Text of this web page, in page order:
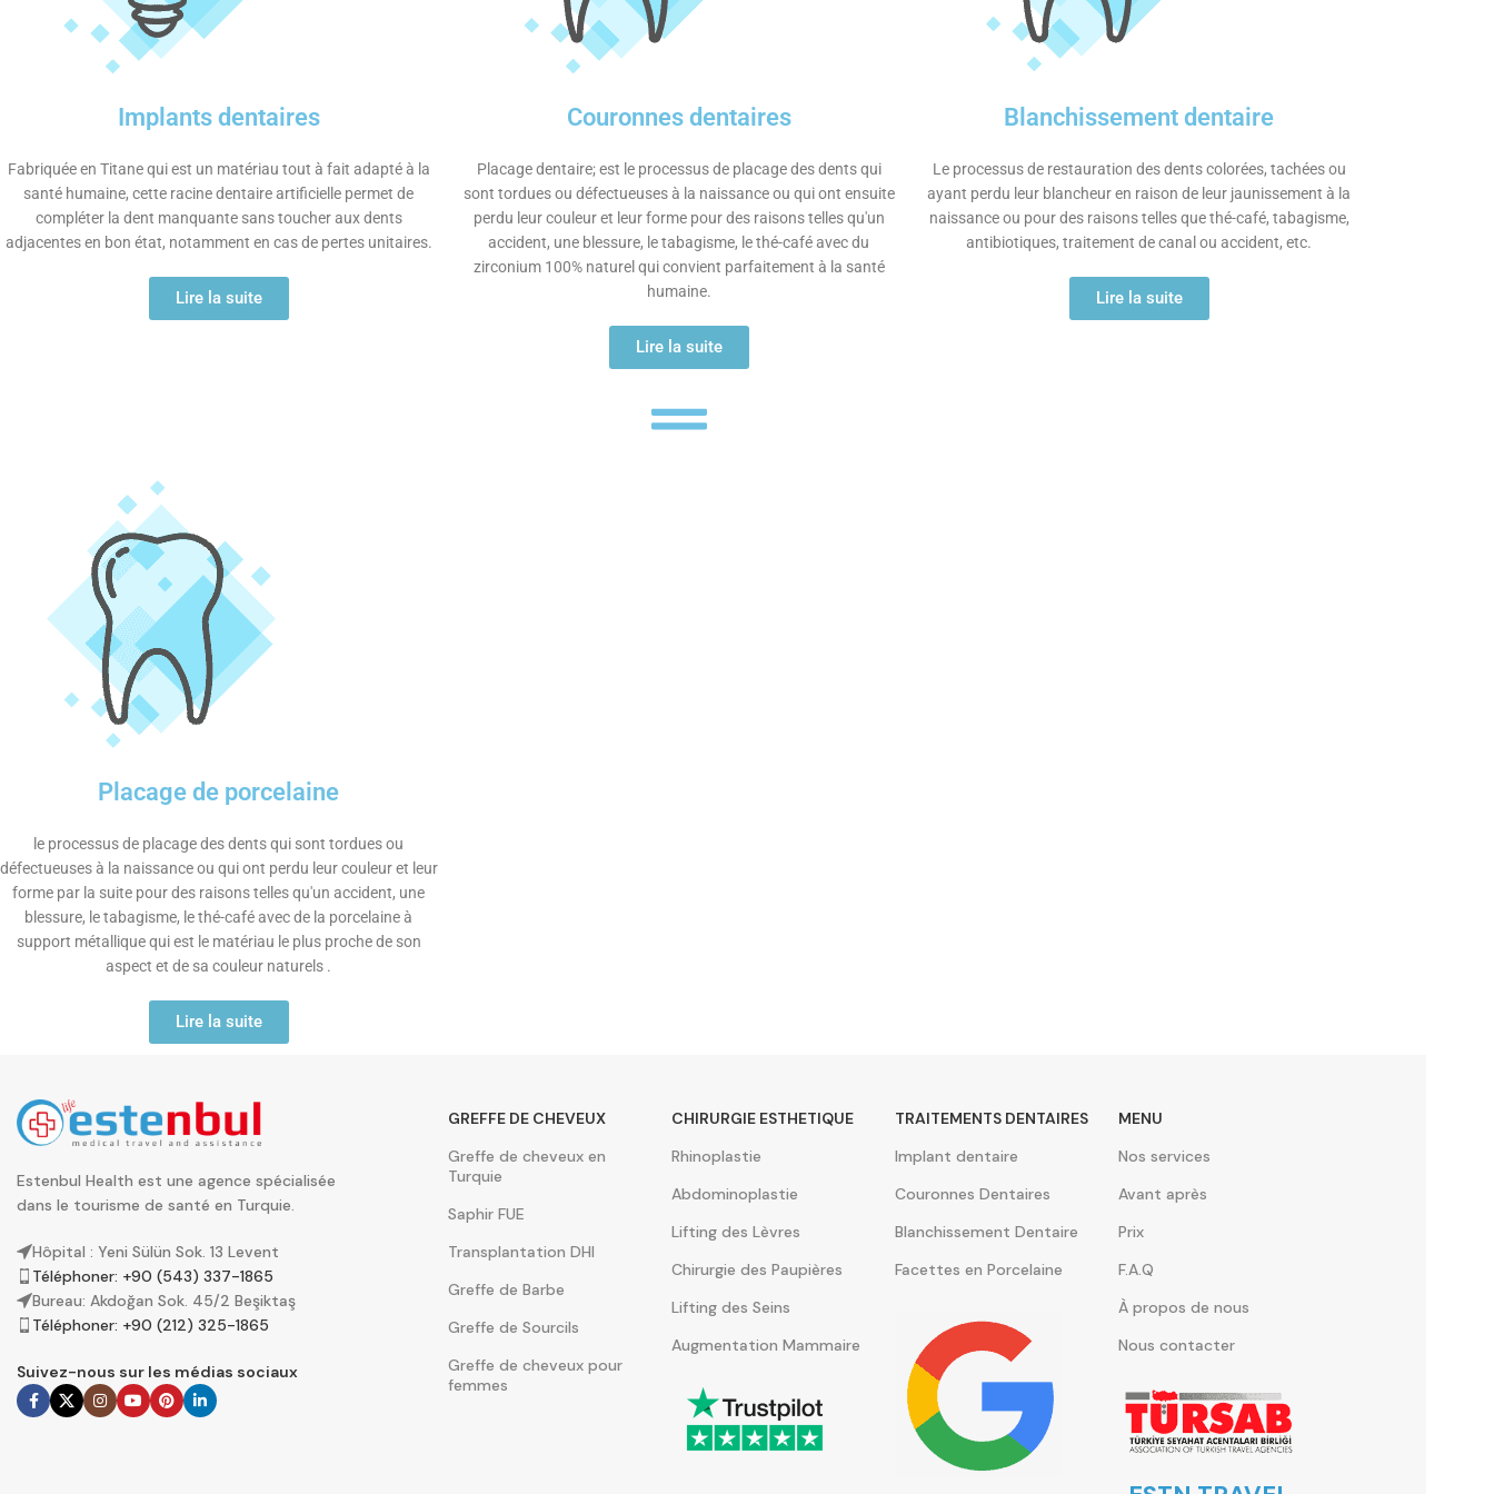
Implants dentaires
Fabriquée en Titane qui est un matériau tout à fait adapté à la
santé humaine, cette racine dentaire artificielle permet de
compléter la dent manquante sans toucher aux dents
adjacentes en bon état, notamment en cas de pertes unitaires.
Lire la suite
Couronnes dentaires
Placage dentaire; est le processus de placage des dents qui
sont tordues ou défectueuses à la naissance ou qui ont ensuite
perdu leur couleur et leur forme pour des raisons telles qu'un
accident, une blessure, le tabagisme, le thé-café avec du
zirconium 100% naturel qui convient parfaitement à la santé
humaine.
Lire la suite
Blanchissement dentaire
Le processus de restauration des dents colorées, tachées ou
ayant perdu leur blancheur en raison de leur jaunissement à la
naissance ou pour des raisons telles que thé-café, tabagisme,
antibiotiques, traitement de canal ou accident, etc.
Lire la suite
Placage de porcelaine
le processus de placage des dents qui sont tordues ou
défectueuses à la naissance ou qui ont perdu leur couleur et leur
forme par la suite pour des raisons telles qu'un accident, une
blessure, le tabagisme, le thé-café avec de la porcelaine à
support métallique qui est le matériau le plus proche de son
aspect et de sa couleur naturels .
Lire la suite
Estenbul Health est une agence spécialisée
dans le tourisme de santé en Turquie.
Hôpital : Yeni Sülün Sok. 13 Levent
Téléphoner: +90 (543) 337-1865
Bureau: Akdoğan Sok. 45/2 Beşiktaş
Téléphoner: +90 (212) 325-1865
Suivez-nous sur les médias sociaux
GREFFE DE CHEVEUX
Greffe de cheveux en
Turquie
Saphir FUE
Transplantation DHI
Greffe de Barbe
Greffe de Sourcils
Greffe de cheveux pour
femmes
CHIRURGIE ESTHETIQUE
Rhinoplastie
Abdominoplastie
Lifting des Lèvres
Chirurgie des Paupières
Lifting des Seins
Augmentation Mammaire
TRAITEMENTS DENTAIRES
Implant dentaire
Couronnes Dentaires
Blanchissement Dentaire
Facettes en Porcelaine
MENU
Nos services
Avant après
Prix
F.A.Q
À propos de nous
Nous contacter